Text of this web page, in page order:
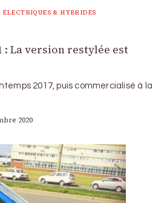
ÉLECTRIQUES & HYBRIDES
: La version restylée est
2017, puis commercialisé à la
2020